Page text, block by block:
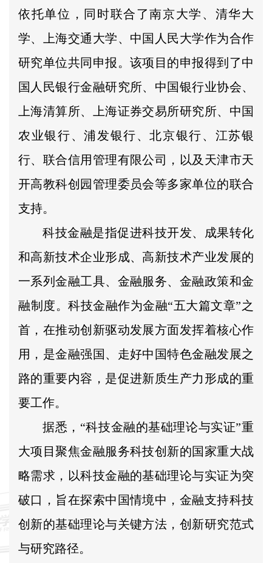
依托单位，同时联合了南京大学、清华大
学、上海交通大学、中国人民大学作为合作
研究单位共同申报。该项目的申报得到了中
国人民银行金融研究所、中国银行业协会、
上海清算所、上海证券交易所研究所、中国
农业银行、浦发银行、北京银行、江苏银
行、联合信用管理有限公司，以及天津市天
开高教科创园管理委员会等多家单位的联合
支持。
科技金融是指促进科技开发、成果转化
和高新技术企业形成、高新技术产业发展的
一系列金融工具、金融服务、金融政策和金
融制度。科技金融作为金融“五大篇文章”之
首，在推动创新驱动发展方面发挥着核心作
用，是金融强国、走好中国特色金融发展之
路的重要内容，是促进新质生产力形成的重
要工作。
据悉，“科技金融的基础理论与实证”重
大项目聚焦金融服务科技创新的国家重大战
略需求，以科技金融的基础理论与实证为突
破口，旨在探索中国情境中，金融支持科技
创新的基础理论与关键方法，创新研究范式
与研究路径。